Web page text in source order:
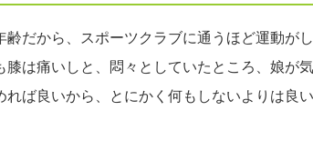
齢だから、スポーツクラブに通うほど運動が
膝は痛いしと、悶々としていたところ、娘が
れば良いから、とにかく何もしないよりは良